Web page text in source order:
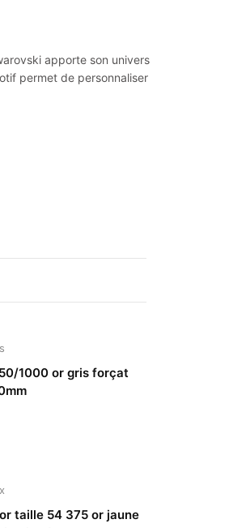
apporte son univers
permet de personnaliser
1000 or gris forçat
taille 54 375 or jaune